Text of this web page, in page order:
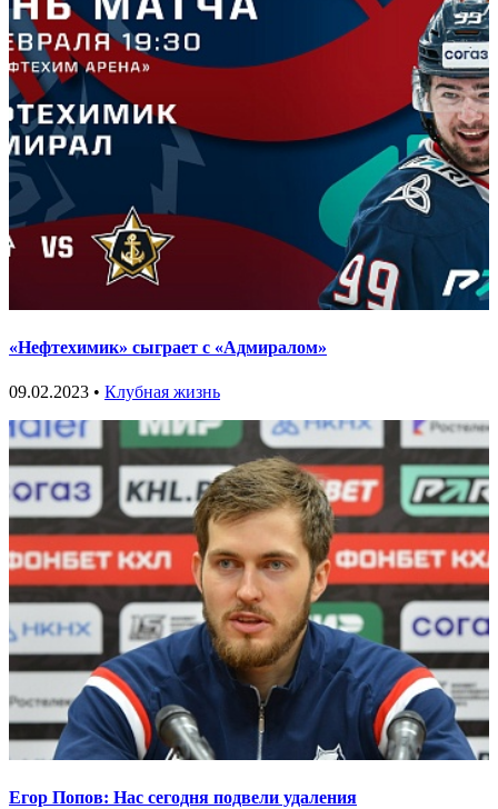
«Нефтехимик» сыграет с «Адмиралом»
09.02.2023 • Клубная жизнь
Егор Попов: Нас сегодня подвели удаления